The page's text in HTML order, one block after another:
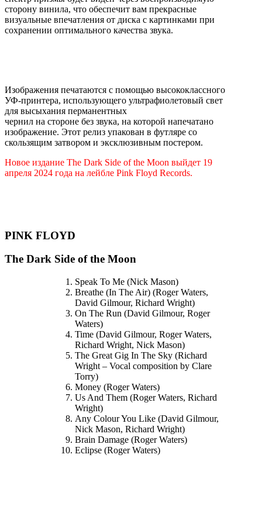
сторону винила, что обеспечит вам прекрасные
визуальные впечатления от диска с картинками при
сохранении оптимального качества звука.
Изображения печатаются с помощью высококлассного
УФ-принтера, использующего ультрафиолетовый свет
для высыхания перманентных
чернил на стороне без звука, на которой напечатано
изображение. Этот релиз упакован в футляре со
скользящим затвором и эксклюзивным постером.
Новое издание The Dark Side of the Moon выйдет 19
апреля 2024 года на лейбле Pink Floyd Records.
PINK FLOYD
The Dark Side of the Moon
Speak To Me (Nick Mason)
Breathe (In The Air) (Roger Waters,
David Gilmour, Richard Wright)
On The Run (David Gilmour, Roger
Waters)
Time (David Gilmour, Roger Waters,
Richard Wright, Nick Mason)
The Great Gig In The Sky (Richard
Wright – Vocal composition by Clare
Torry)
Money (Roger Waters)
Us And Them (Roger Waters, Richard
Wright)
Any Colour You Like (David Gilmour,
Nick Mason, Richard Wright)
Brain Damage (Roger Waters)
Eclipse (Roger Waters)